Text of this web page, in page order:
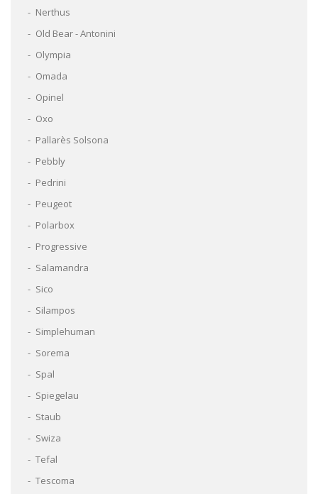
Nerthus
Old Bear - Antonini
Olympia
Omada
Opinel
Oxo
Pallarès Solsona
Pebbly
Pedrini
Peugeot
Polarbox
Progressive
Salamandra
Sico
Silampos
Simplehuman
Sorema
Spal
Spiegelau
Staub
Swiza
Tefal
Tescoma